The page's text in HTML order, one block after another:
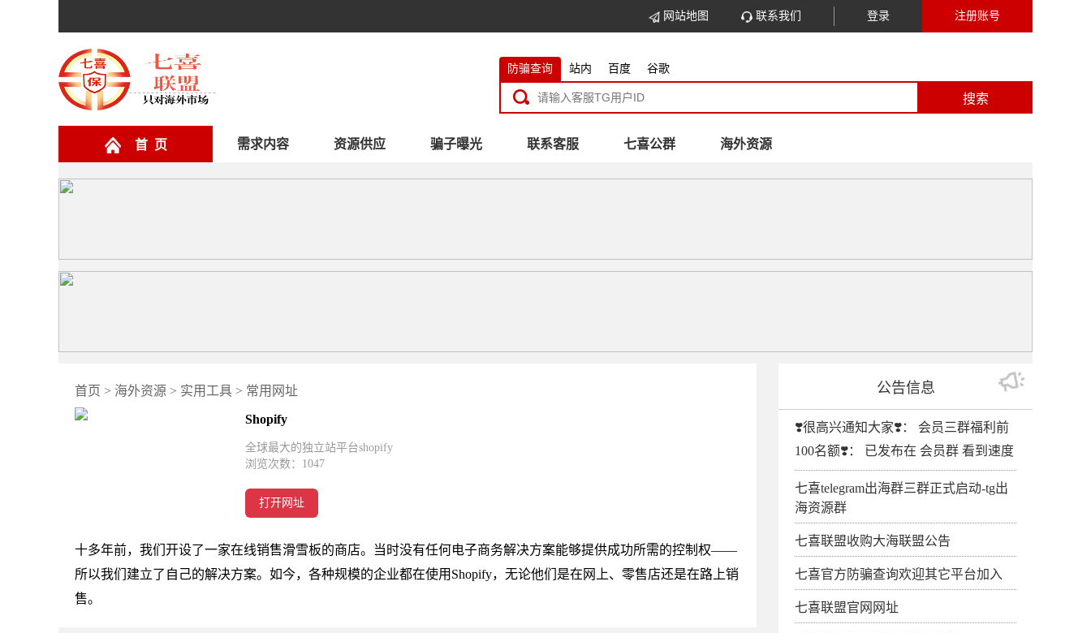
注册账号
登录
联系我们
网站地图
防骗查询 站内 百度 谷歌
搜索
首 页 需求内容 资源供应 骗子曝光 联系客服 七喜公群 海外资源
首页 > 海外资源 > 实用工具 > 常用网址
Shopify
全球最大的独立站平台shopify
浏览次数： 1047
打开网址
十多年前，我们开设了一家在线销售滑雪板的商店。当时没有任何电子商务解决方案能够提供成功所需的控制权——
所以我们建立了自己的解决方案。如今，各种规模的企业都在使用Shopify，无论他们是在网上、零售店还是在路上销
售。
公告信息
❣️很高兴通知大家❣️： 会员三群福利前
100名额❣️： 已发布在 会员群 看到速度
七喜telegram出海群三群正式启动-tg出
海资源群
七喜联盟收购大海联盟公告
七喜官方防骗查询欢迎其它平台加入
七喜联盟官网网址